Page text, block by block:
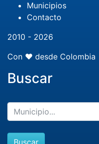
Municipios
Contacto
2010 - 2026
Con ❤️ desde Colombia
Buscar